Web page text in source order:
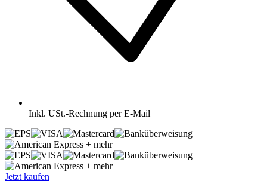
Inkl. USt.-Rechnung per E-Mail
+ mehr
+ mehr
Jetzt kaufen